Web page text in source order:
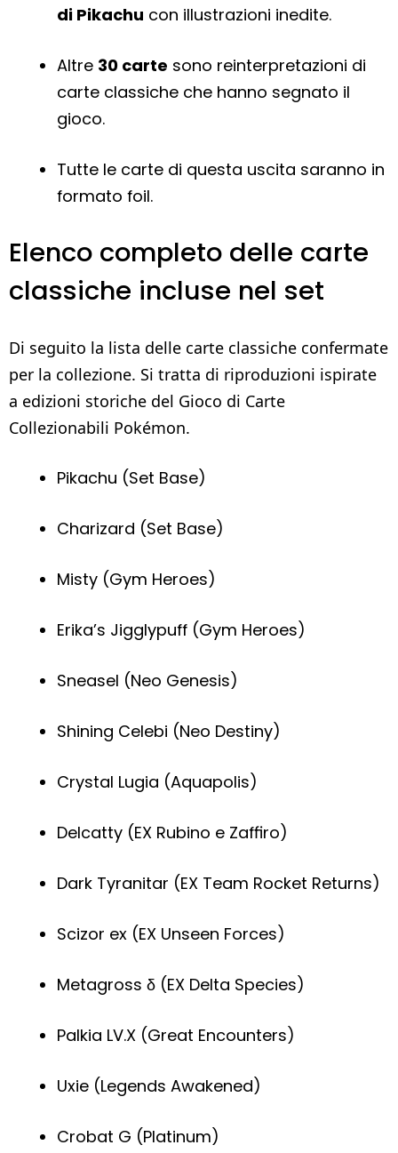
di Pikachu con illustrazioni inedite.
Altre 30 carte sono reinterpretazioni di
carte classiche che hanno segnato il
gioco.
Tutte le carte di questa uscita saranno in
formato foil.
Elenco completo delle carte
classiche incluse nel set
Di seguito la lista delle carte classiche confermate
per la collezione. Si tratta di riproduzioni ispirate
a edizioni storiche del Gioco di Carte
Collezionabili Pokémon.
Pikachu (Set Base)
Charizard (Set Base)
Misty (Gym Heroes)
Erika’s Jigglypuff (Gym Heroes)
Sneasel (Neo Genesis)
Shining Celebi (Neo Destiny)
Crystal Lugia (Aquapolis)
Delcatty (EX Rubino e Zaffiro)
Dark Tyranitar (EX Team Rocket Returns)
Scizor ex (EX Unseen Forces)
Metagross δ (EX Delta Species)
Palkia LV.X (Great Encounters)
Uxie (Legends Awakened)
Crobat G (Platinum)